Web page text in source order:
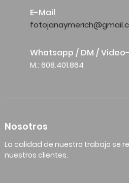
E-Mail
Whatsapp / DM /
M.: 608.401.864
Nosotros
La calidad de nuestro trabajo se
nuestros clientes.